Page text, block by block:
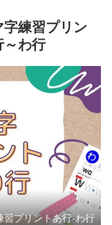
練習プリン
～わ行
習プリントあ行-わ行